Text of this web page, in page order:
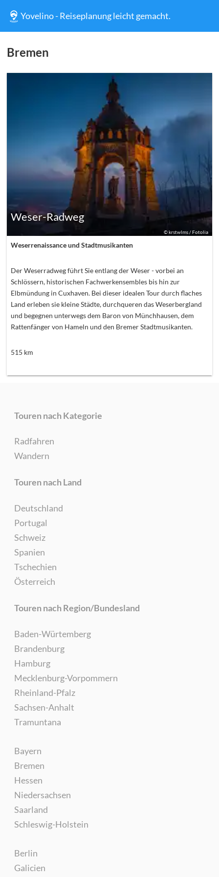
Yovelino - Reiseplanung leicht gemacht.
Bremen
©krstwlms / Fotolia
Weser-Radweg
Weserrenaissance und Stadtmusikanten
Der Weserradweg führt Sie entlang der Weser - vorbei an
Schlössern, historischen Fachwerkensembles bis hin zur
Elbmündung in Cuxhaven. Bei dieser idealen Tour durch flaches
Land erleben sie kleine Städte, durchqueren das Weserbergland
und begegnen unterwegs dem Baron von Münchhausen, dem
Rattenfänger von Hameln und den Bremer Stadtmusikanten.
515 km
Touren nach Kategorie
Radfahren
Wandern
Touren nach Land
Deutschland
Portugal
Schweiz
Spanien
Tschechien
Österreich
Touren nach Region/Bundesland
Baden-Würtemberg
Brandenburg
Hamburg
Mecklenburg-Vorpommern
Rheinland-Pfalz
Sachsen-Anhalt
Tramuntana
Bayern
Bremen
Hessen
Niedersachsen
Saarland
Schleswig-Holstein
Berlin
Galicien